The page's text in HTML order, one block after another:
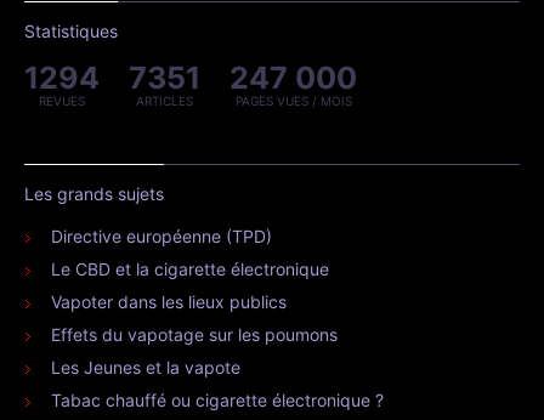
Statistiques
1294
REVUES
7351
ARTICLES
247 000
PAGES VUES / MOIS
Les grands sujets
Directive européenne (TPD)
Le CBD et la cigarette électronique
Vapoter dans les lieux publics
Effets du vapotage sur les poumons
Les Jeunes et la vapote
Tabac chauffé ou cigarette électronique ?